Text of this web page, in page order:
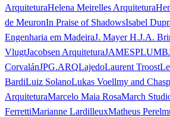
ArquiteturaHelena Meirelles Arquitetura
de MeuronIn Praise of ShadowsIsabel
Engenharia em MadeiraJ. Mayer H.J.A.
VlugtJacobsen ArquiteturaJAMESPLUMB
CorvalánJPG.ARQLajedoLaurent Troost
BardiLuiz SolanoLukas Voellmy and
ArquiteturaMarcelo Maia RosaMarch
FerrettiMarianne LardilleuxMatheus